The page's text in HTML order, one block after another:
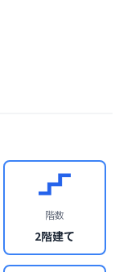
階数
2階建て